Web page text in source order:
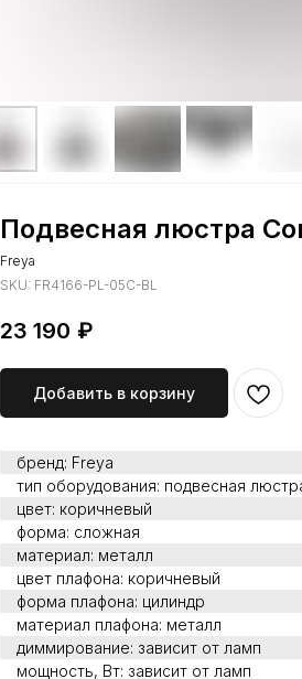
Подвесная люстра
Freya
SKU: FR4166-PL-05C-BL
23 190 ₽
Добавить в корзину
бренд: Freya
тип оборудования: подвесная
цвет: коричневый
форма: сложная
материал: металл
цвет плафона: коричневый
форма плафона: цилиндр
материал плафона: металл
диммирование: зависит от ламп
мощность, Вт: зависит от ламп